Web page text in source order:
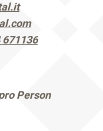
671136
Person